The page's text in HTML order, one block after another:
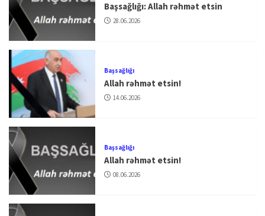
Başsağlığı: Allah rəhmət etsin
28.06.2026
Başsağlığı
Allah rəhmət etsin!
14.06.2026
Başsağlığı
Allah rəhmət etsin!
08.06.2026